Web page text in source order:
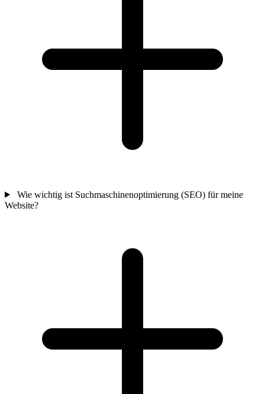
Wie wichtig ist Suchmaschinenoptimierung (SEO) für meine
Website?